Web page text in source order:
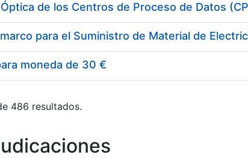
moneda de 30 €
486 resultados.